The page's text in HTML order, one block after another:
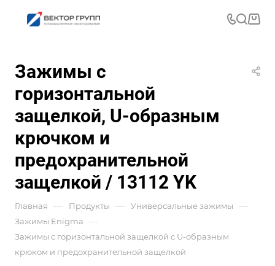
Зажимы с
горизонтальной
защелкой, U-образным
крючком и
предохранительной
защелкой / 13112 YK
Главная — Продукты — Универсальные зажимы —
Зажимы Enigma —
Зажимы с горизонтальной защелкой с U-образным
крюком и предохранительной защелкой